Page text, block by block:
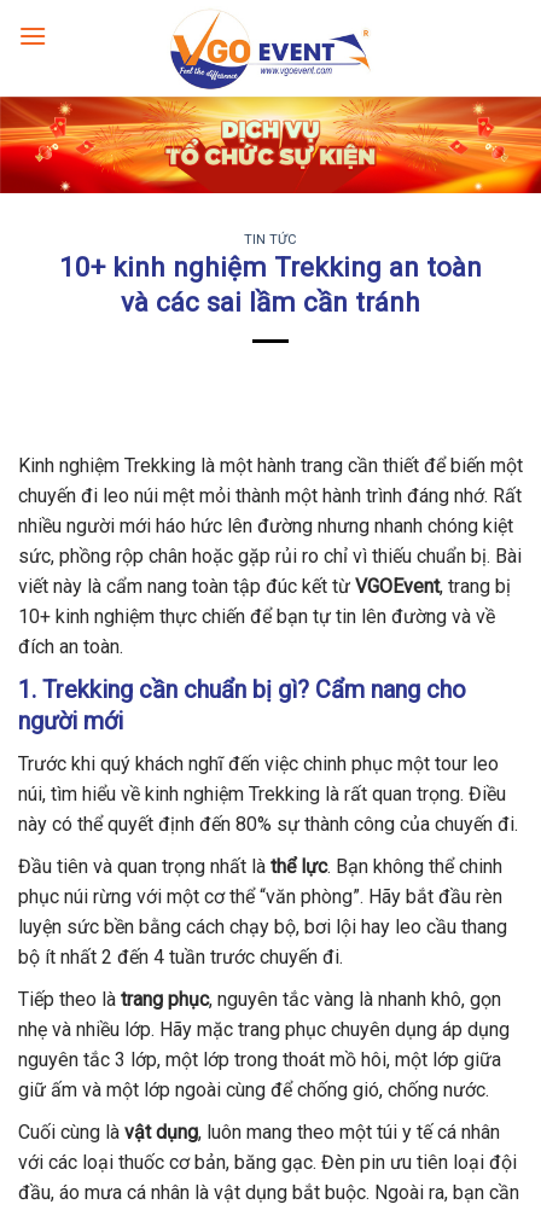
TIN TỨC
10+ kinh nghiệm Trekking an toàn
và các sai lầm cần tránh
Kinh nghiệm Trekking là một hành trang cần thiết để biến một
chuyến đi leo núi mệt mỏi thành một hành trình đáng nhớ. Rất
nhiều người mới háo hức lên đường nhưng nhanh chóng kiệt
sức, phồng rộp chân hoặc gặp rủi ro chỉ vì thiếu chuẩn bị. Bài
viết này là cẩm nang toàn tập đúc kết từ VGOEvent, trang bị
10+ kinh nghiệm thực chiến để bạn tự tin lên đường và về
đích an toàn.
1. Trekking cần chuẩn bị gì? Cẩm nang cho
người mới
Trước khi quý khách nghĩ đến việc chinh phục một tour leo
núi, tìm hiểu về kinh nghiệm Trekking là rất quan trọng. Điều
này có thể quyết định đến 80% sự thành công của chuyến đi.
Đầu tiên và quan trọng nhất là thể lực. Bạn không thể chinh
phục núi rừng với một cơ thể “văn phòng”. Hãy bắt đầu rèn
luyện sức bền bằng cách chạy bộ, bơi lội hay leo cầu thang
bộ ít nhất 2 đến 4 tuần trước chuyến đi.
Tiếp theo là trang phục, nguyên tắc vàng là nhanh khô, gọn
nhẹ và nhiều lớp. Hãy mặc trang phục chuyên dụng áp dụng
nguyên tắc 3 lớp, một lớp trong thoát mồ hôi, một lớp giữa
giữ ấm và một lớp ngoài cùng để chống gió, chống nước.
Cuối cùng là vật dụng, luôn mang theo một túi y tế cá nhân
với các loại thuốc cơ bản, băng gạc. Đèn pin ưu tiên loại đội
đầu, áo mưa cá nhân là vật dụng bắt buộc. Ngoài ra, bạn cần